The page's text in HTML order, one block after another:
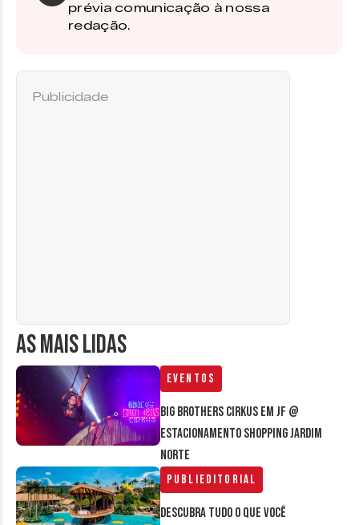
prévia comunicação à nossa
redação.
AS MAIS LIDAS
Eventos
Big Brothers Cirkus em JF @
estacionamento Shopping Jardim
Norte
Publieditorial
Descubra tudo o que você
Publicidade